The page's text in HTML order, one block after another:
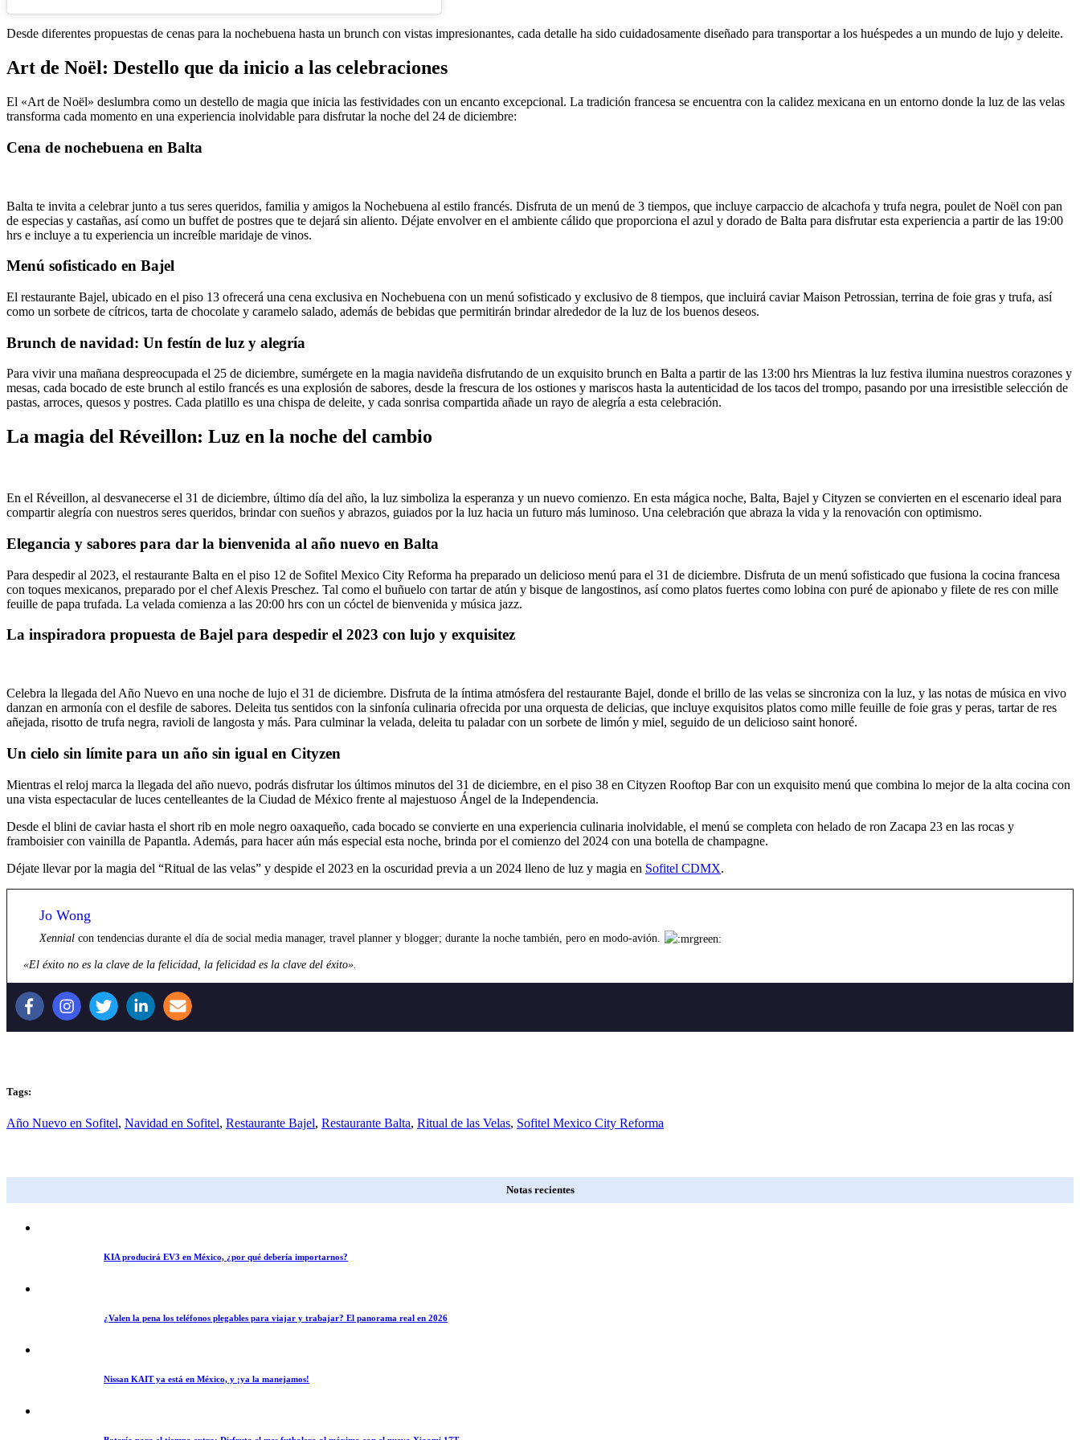
Desde diferentes propuestas de cenas para la nochebuena hasta un brunch con vistas impresionantes, cada detalle ha sido cuidadosamente diseñado para transportar a los huéspedes a un mundo de lujo y deleite.
Art de Noël: Destello que da inicio a las celebraciones
El «Art de Noël» deslumbra como un destello de magia que inicia las festividades con un encanto excepcional. La tradición francesa se encuentra con la calidez mexicana en un entorno donde la luz de las velas
transforma cada momento en una experiencia inolvidable para disfrutar la noche del 24 de diciembre:
Cena de nochebuena en Balta
Balta te invita a celebrar junto a tus seres queridos, familia y amigos la Nochebuena al estilo francés. Disfruta de un menú de 3 tiempos, que incluye carpaccio de alcachofa y trufa negra, poulet de Noël con pan
de especias y castañas, así como un buffet de postres que te dejará sin aliento. Déjate envolver en el ambiente cálido que proporciona el azul y dorado de Balta para disfrutar esta experiencia a partir de las 19:00
hrs e incluye a tu experiencia un increíble maridaje de vinos.
Menú sofisticado en Bajel
El restaurante Bajel, ubicado en el piso 13 ofrecerá una cena exclusiva en Nochebuena con un menú sofisticado y exclusivo de 8 tiempos, que incluirá caviar Maison Petrossian, terrina de foie gras y trufa, así
como un sorbete de cítricos, tarta de chocolate y caramelo salado, además de bebidas que permitirán brindar alrededor de la luz de los buenos deseos.
Brunch de navidad: Un festín de luz y alegría
Para vivir una mañana despreocupada el 25 de diciembre, sumérgete en la magia navideña disfrutando de un exquisito brunch en Balta a partir de las 13:00 hrs Mientras la luz festiva ilumina nuestros corazones y
mesas, cada bocado de este brunch al estilo francés es una explosión de sabores, desde la frescura de los ostiones y mariscos hasta la autenticidad de los tacos del trompo, pasando por una irresistible selección de
pastas, arroces, quesos y postres. Cada platillo es una chispa de deleite, y cada sonrisa compartida añade un rayo de alegría a esta celebración.
La magia del Réveillon: Luz en la noche del cambio
En el Réveillon, al desvanecerse el 31 de diciembre, último día del año, la luz simboliza la esperanza y un nuevo comienzo. En esta mágica noche, Balta, Bajel y Cityzen se convierten en el escenario ideal para
compartir alegría con nuestros seres queridos, brindar con sueños y abrazos, guiados por la luz hacia un futuro más luminoso. Una celebración que abraza la vida y la renovación con optimismo.
Elegancia y sabores para dar la bienvenida al año nuevo en Balta
Para despedir al 2023, el restaurante Balta en el piso 12 de Sofitel Mexico City Reforma ha preparado un delicioso menú para el 31 de diciembre. Disfruta de un menú sofisticado que fusiona la cocina francesa
con toques mexicanos, preparado por el chef Alexis Preschez. Tal como el buñuelo con tartar de atún y bisque de langostinos, así como platos fuertes como lobina con puré de apionabo y filete de res con mille
feuille de papa trufada. La velada comienza a las 20:00 hrs con un cóctel de bienvenida y música jazz.
La inspiradora propuesta de Bajel para despedir el 2023 con lujo y exquisitez
Celebra la llegada del Año Nuevo en una noche de lujo el 31 de diciembre. Disfruta de la íntima atmósfera del restaurante Bajel, donde el brillo de las velas se sincroniza con la luz, y las notas de música en vivo
danzan en armonía con el desfile de sabores. Deleita tus sentidos con la sinfonía culinaria ofrecida por una orquesta de delicias, que incluye exquisitos platos como mille feuille de foie gras y peras, tartar de res
añejada, risotto de trufa negra, ravioli de langosta y más. Para culminar la velada, deleita tu paladar con un sorbete de limón y miel, seguido de un delicioso saint honoré.
Un cielo sin límite para un año sin igual en Cityzen
Mientras el reloj marca la llegada del año nuevo, podrás disfrutar los últimos minutos del 31 de diciembre, en el piso 38 en Cityzen Rooftop Bar con un exquisito menú que combina lo mejor de la alta cocina con
una vista espectacular de luces centelleantes de la Ciudad de México frente al majestuoso Ángel de la Independencia.
Desde el blini de caviar hasta el short rib en mole negro oaxaqueño, cada bocado se convierte en una experiencia culinaria inolvidable, el menú se completa con helado de ron Zacapa 23 en las rocas y
framboisier con vainilla de Papantla. Además, para hacer aún más especial esta noche, brinda por el comienzo del 2024 con una botella de champagne.
Déjate llevar por la magia del “Ritual de las velas” y despide el 2023 en la oscuridad previa a un 2024 lleno de luz y magia en Sofitel CDMX.
Jo Wong
Xennial con tendencias durante el día de social media manager, travel planner y blogger; durante la noche también, pero en modo-avión.
«El éxito no es la clave de la felicidad, la felicidad es la clave del éxito».
Tags:
Año Nuevo en Sofitel, Navidad en Sofitel, Restaurante Bajel, Restaurante Balta, Ritual de las Velas, Sofitel Mexico City Reforma
Notas recientes
KIA producirá EV3 en México, ¿por qué debería importarnos?
¿Valen la pena los teléfonos plegables para viajar y trabajar? El panorama real en 2026
Nissan KAIT ya está en México, y ¡ya la manejamos!